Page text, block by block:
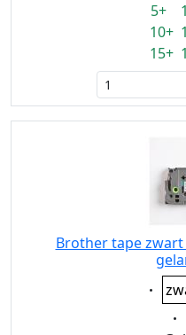
5+
10+
15+
Brother tape zwart